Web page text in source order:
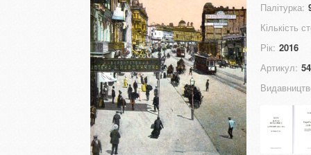
Палітурка:
Кількість
Рік: 2016
Артикул: